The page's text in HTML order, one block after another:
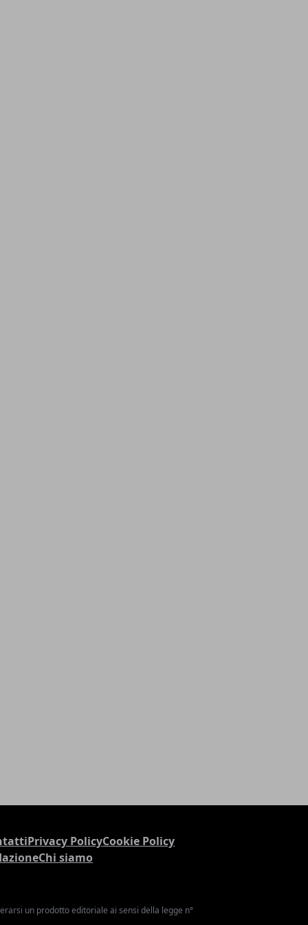
Privacy PolicyCookie Policy
Chi siamo
un prodotto editoriale ai sensi della legge n°